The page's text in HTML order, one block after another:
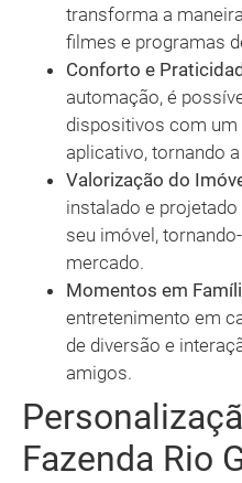
transforma a
filmes e programas
Conforto e
automação, é
dispositivos com
aplicativo, tornando
Valorização do
instalado e
seu imóvel,
mercado.
Momentos em
entretenimento em
de diversão e
amigos.
Fazenda Rio